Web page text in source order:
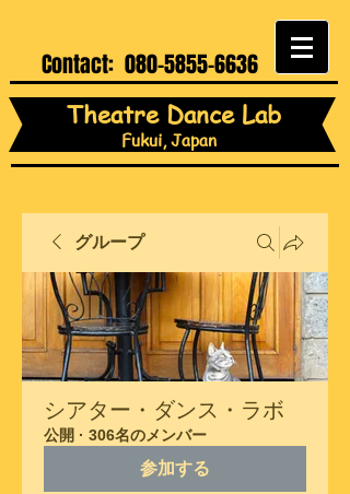
Contact: 080-5855-6636
Theatre Dance Lab
Fukui, Japan
グループ
シアター・ダンス・ラボ
公開 · 306名のメンバー
参加する